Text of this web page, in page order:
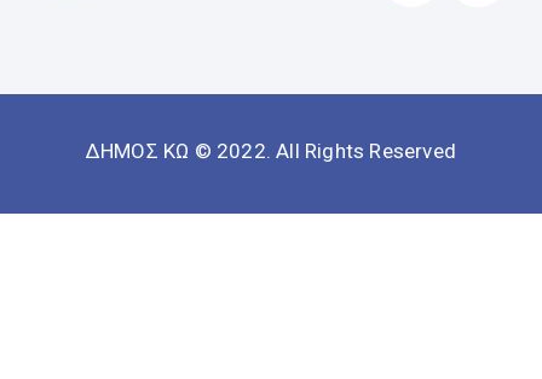
ΔΗΜΟΣ ΚΩ © 2022. All Rights Reserved